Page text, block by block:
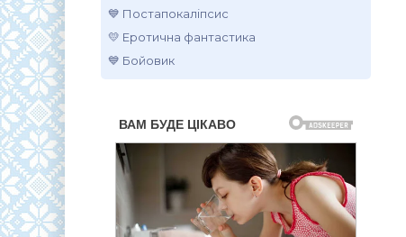
💙 Постапокаліпсис
💛 Еротична фантастика
💙 Бойовик